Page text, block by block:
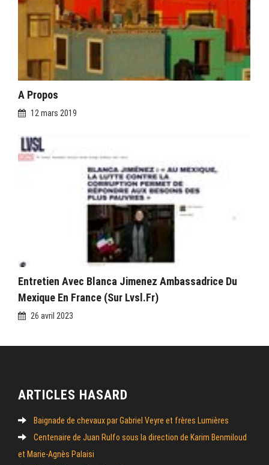
A Propos
12 mars 2019
Entretien Avec Blanca Jimenez Ambassadrice Du
Mexique En France (sur Lvsl.fr)
26 avril 2023
ARTICLES HASARD
Baignade de chevaux par Gabriel Veyre et frères Lumières
Centenaire de Juan Rulfo sous la direction de Karim Benmiloud
et Marie-Agnès Palaisi